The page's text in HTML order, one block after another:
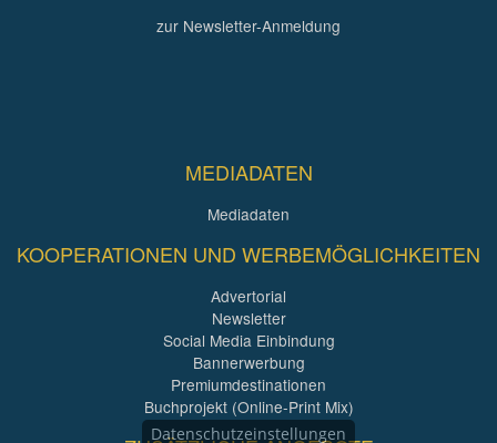
zur Newsletter-Anmeldung
MEDIADATEN
Mediadaten
KOOPERATIONEN UND WERBEMÖGLICHKEITEN
Advertorial
Newsletter
Social Media Einbindung
Bannerwerbung
Premiumdestinationen
Buchprojekt (Online-Print Mix)
Datenschutzeinstellungen